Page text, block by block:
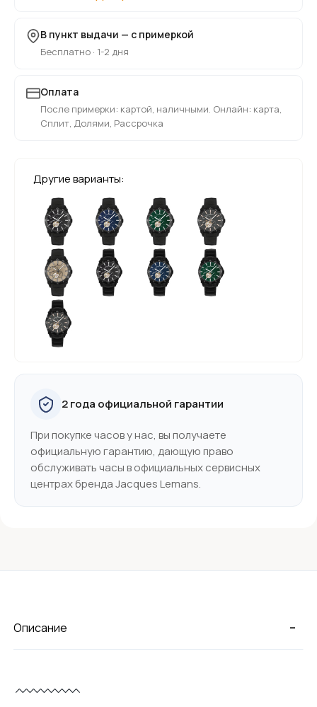
В пункт выдачи — с примеркой
Бесплатно · 1-2 дня
Оплата
После примерки: картой, наличными. Онлайн: карта,
Сплит, Долями, Рассрочка
Другие варианты:
2 года официальной гарантии
При покупке часов у нас, вы получаете
официальную гарантию, дающую право
обслуживать часы в официальных сервисных
центрах бренда Jacques Lemans.
-
Описание